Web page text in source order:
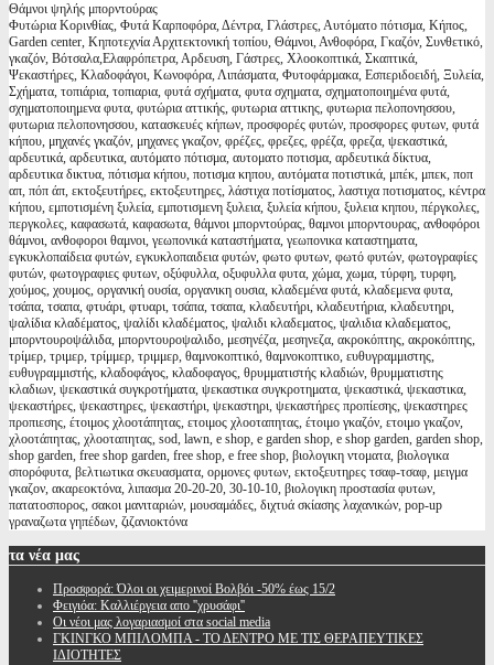
Θάμνοι ψηλής μπορντούρας
Φυτώρια Κορινθίας, Φυτά Καρποφόρα, Δέντρα, Γλάστρες, Αυτόματο πότισμα, Κήπος,
Garden center, Κηποτεχνία Αρχιτεκτονική τοπίου, Θάμνοι, Ανθοφόρα, Γκαζόν, Συνθετικό,
γκαζόν, Βότσαλα,Ελαφρόπετρα, Αρδευση, Γάστρες, Χλοοκοπτικά, Σκαπτικά,
Ψεκαστήρες, Κλαδοφάγοι, Κωνοφόρα, Λιπάσματα, Φυτοφάρμακα, Εσπεριδοειδή, Ξυλεία,
Σχήματα, τοπιάρια, τοπιαρια, φυτά σχήματα, φυτα σχηματα, σχηματοποιημένα φυτά,
σχηματοποιημενα φυτα, φυτώρια αττικής, φυτωρια αττικης, φυτωρια πελοπονησσου,
φυτωρια πελοπονησσου, κατασκευές κήπων, προσφορές φυτών, προσφορες φυτων, φυτά
κήπου, μηχανές γκαζόν, μηχανες γκαζον, φρέζες, φρεζες, φρέζα, φρεζα, ψεκαστικά,
αρδευτικά, αρδευτικα, αυτόματο πότισμα, αυτοματο ποτισμα, αρδευτικά δίκτυα,
αρδευτικα δικτυα, πότισμα κήπου, ποτισμα κηπου, αυτόματα ποτιστικά, μπέκ, μπεκ, ποπ
απ, πόπ άπ, εκτοξευτήρες, εκτοξευτηρες, λάστιχα ποτίσματος, λαστιχα ποτισματος, κέντρα
κήπου, εμποτισμένη ξυλεία, εμποτισμενη ξυλεια, ξυλεία κήπου, ξυλεια κηπου, πέργκολες,
περγκολες, καφασωτά, καφασωτα, θάμνοι μπορντούρας, θαμνοι μπορντουρας, ανθοφόροι
θάμνοι, ανθοφοροι θαμνοι, γεωπονικά καταστήματα, γεωπονικα καταστηματα,
εγκυκλοπαίδεια φυτών, εγκυκλοπαιδεια φυτών, φωτο φυτων, φωτό φυτών, φωτογραφίες
φυτών, φωτογραφιες φυτων, οξύφυλλα, οξυφυλλα φυτα, χώμα, χωμα, τύρφη, τυρφη,
χούμος, χουμος, οργανική ουσία, οργανικη ουσια, κλαδεμένα φυτά, κλαδεμενα φυτα,
τσάπα, τσαπα, φτυάρι, φτυαρι, τσάπα, τσαπα, κλαδευτήρι, κλαδευτήρια, κλαδευτηρι,
ψαλίδια κλαδέματος, ψαλίδι κλαδέματος, ψαλιδι κλαδεματος, ψαλιδια κλαδεματος,
μπορντουροψάλιδα, μπορντουροψαλιδο, μεσηνέζα, μεσηνεζα, ακροκόπτης, ακροκόπτης,
τρίμερ, τριμερ, τρίμμερ, τριμμερ, θαμνοκοπτικό, θαμνοκοπτικο, ευθυγραμμιστης,
ευθυγραμμιστής, κλαδοφάγος, κλαδοφαγος, θρυμματιστής κλαδιών, θρυμματιστης
κλαδιων, ψεκαστικά συγκροτήματα, ψεκαστικα συγκροτηματα, ψεκαστικά, ψεκαστικα,
ψεκαστήρες, ψεκαστηρες, ψεκαστήρι, ψεκαστηρι, ψεκαστήρες προπίεσης, ψεκαστηρες
προπιεσης, έτοιμος χλοοτάπητας, ετοιμος χλοοταπητας, έτοιμο γκαζόν, ετοιμο γκαζον,
χλοοτάπητας, χλοοταπητας, sod, lawn, e shop, e garden shop, e shop garden, garden shop,
shop garden, free shop garden, free shop, e free shop, βιολογικη ντοματα, βιολογικα
σπορόφυτα, βελτιωτικα σκευασματα, ορμονες φυτων, εκτοξευτηρες τσαφ-τσαφ, μειγμα
γκαζον, ακαρεοκτόνα, λιπασμα 20-20-20, 30-10-10, βιολογικη προστασία φυτων,
πατατοσπορος, σακοι μανιταριών, μουσαμάδες, διχτυά σκίασης λαχανικών, pop-up
γραναζωτα γηπέδων, ζιζανιοκτόνα
τα νέα μας
Προσφορά: Όλοι οι χειμερινοί Βολβόι -50% έως 15/2
Φειγιόα: Καλλιέργεια απο ''χρυσάφι''
Oι νέοι μας λογαριασμοί στα social media
ΓΚΙΝΓΚΟ ΜΠΙΛΟΜΠΑ - ΤΟ ΔΕΝΤΡΟ ΜΕ ΤΙΣ ΘΕΡΑΠΕΥΤΙΚΕΣ
ΙΔΙΟΤΗΤΕΣ